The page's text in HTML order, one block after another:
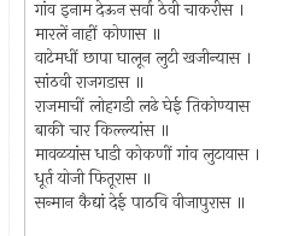
गांव इनाम देऊन सर्वा ठेवी चाकरीस ।
मारलें नाहीं कोणास ॥
वाटेमधीं छापा घालून लुटी खजीन्यास ।
सांठवी राजगडास ॥
राजमाचीं लोहगडी लढे घेई तिकोण्यास
बाकी चार किल्ल्यांस ॥
मावळयांस धाडी कोकणीं गांव लुटायास ।
धूर्त योजी फितूरास ॥
सन्मान कैद्यां देई पाठवि वीजापुरास ॥